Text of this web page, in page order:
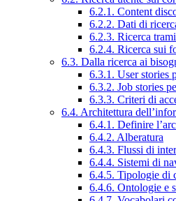
6.2.1. Content
6.2.2. Dati di
6.2.3. Ricerca
6.2.4. Ricerca sui
6.3. Dalla ricerca ai
6.3.1. User stories
6.3.2. Job stories
6.3.3. Criteri di
6.4. Architettura
6.4.1. Definire
6.4.2. Alberatura
6.4.3. Flussi di
6.4.4. Sistemi di
6.4.5. Tipologie di
6.4.6. Ontologie e